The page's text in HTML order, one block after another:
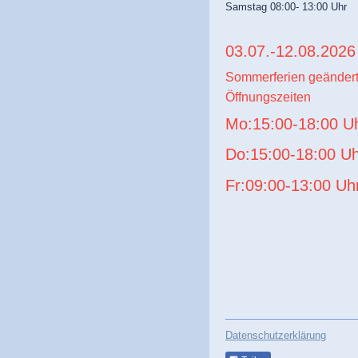
Samstag 08:00- 13:00 Uhr
03.07.-12.08.2026
Sommerferien
Öffnungszeiten
Mo:15:00-18:00
Do:15:00-18:00
Fr:09:00-13:00
Datenschutzerklärung